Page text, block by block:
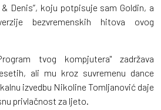
Denis”, koju potpisuje sam Goldin, a
bezvremenskih hitova ovog
tvog kompjutera" zadržava
ali mu kroz suvremenu dance
izvedbu Nikoline Tomljanović daje
privlačnost za ljeto.